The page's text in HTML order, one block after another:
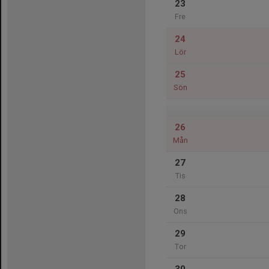
23
Fre
24
Lör
25
Sön
26
Mån
27
Tis
28
Ons
29
Tor